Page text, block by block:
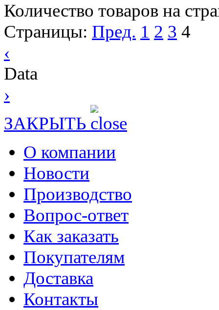
Количество товаров на
Страницы: Пред. 1 2 3 4
‹
Data
›
ЗАКРЫТЬ
О компании
Новости
Производство
Вопрос-ответ
Как заказать
Покупателям
Доставка
Контакты